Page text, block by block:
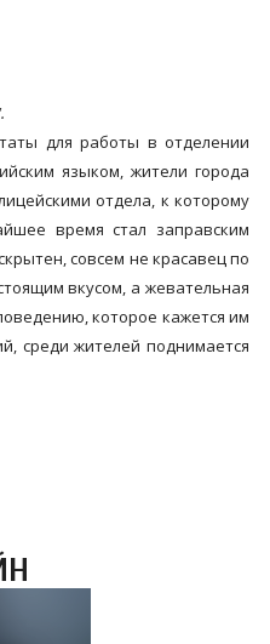
для работы в отделении
языком, жители города
отдела, к которому
время стал заправским
совсем не красавец по
вкусом, а жевательная
которое кажется им
среди жителей поднимается